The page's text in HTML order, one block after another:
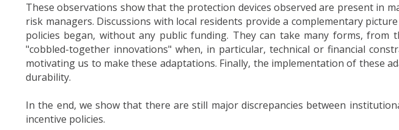
These observations show that the protection devices observed are present in
risk managers. Discussions with local residents provide a complementary
policies began, without any public funding. They can take many forms,
"cobbled-together innovations" when, in particular, technical or financial
motivating us to make these adaptations. Finally, the implementation of these
durability.
In the end, we show that there are still major discrepancies between
incentive policies.